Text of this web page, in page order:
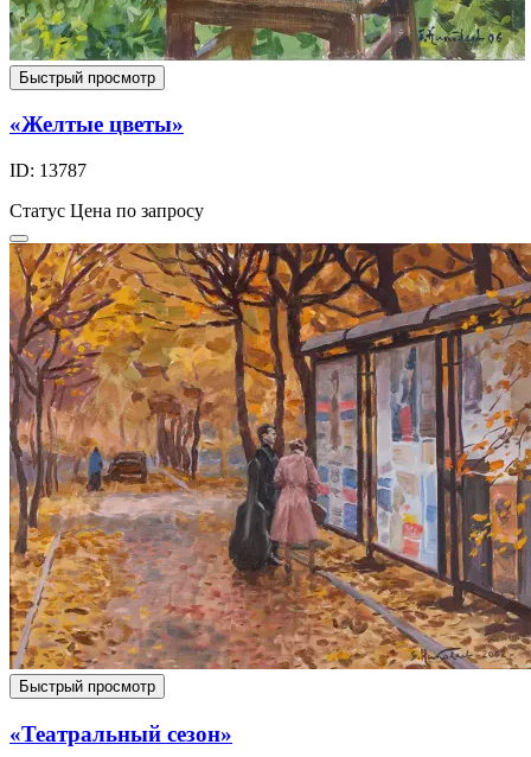
Быстрый просмотр
«Желтые цветы»
ID: 13787
Статус Цена по запросу
Быстрый просмотр
«Театральный сезон»